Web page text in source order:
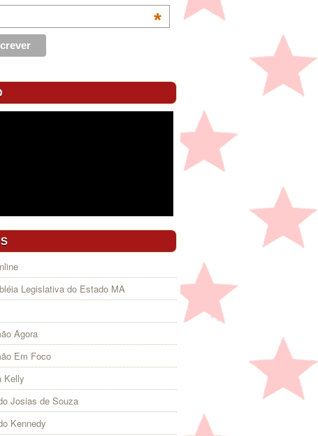
*
Legislativa do Estado MA
Agora
Em Foco
Kelly
Josias de Souza
Kennedy